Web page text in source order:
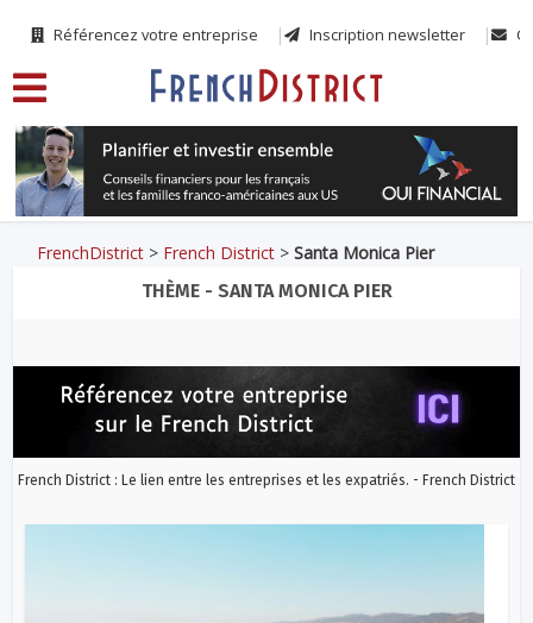
Référencez votre entreprise Inscription newsletter
FrenchDistrict > French District >Santa Monica Pier
THÈME - SANTA MONICA PIER
French District : Le lien entre les entreprises et les expatriés. - French District